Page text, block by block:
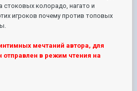
стоковых колорадо, нагато и
игроков почему против топовых
мечтаний автора, для
отправлен в режим чтения на